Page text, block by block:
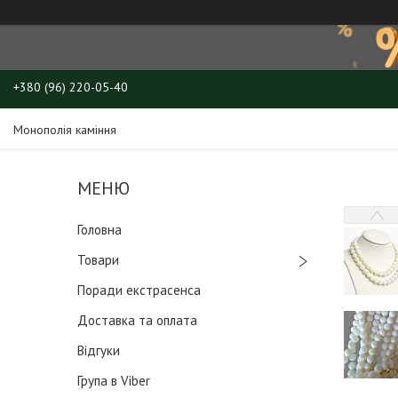
+380 (96) 220-05-40
Монополія каміння
Головна
Товари
Поради екстрасенса
Доставка та оплата
Відгуки
Група в Viber